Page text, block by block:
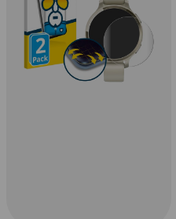
jij je outdooractiviteiten
hardlopen en meer,